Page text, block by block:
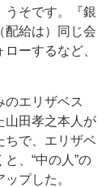
うそです。『銀
配給は）同じ会
ーするなど、
エリザベス
山田孝之本人が
ちで、エリザベ
、“中の人”の
プした。